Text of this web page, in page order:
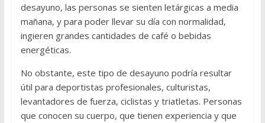
desayuno, las personas se sienten letárgicas a media
mañana, y para poder llevar su día con normalidad,
ingieren grandes cantidades de café o bebidas
energéticas.
No obstante, este tipo de desayuno podría resultar
útil para deportistas profesionales, culturistas,
levantadores de fuerza, ciclistas y triatletas. Personas
que conocen su cuerpo, que tienen experiencia y que